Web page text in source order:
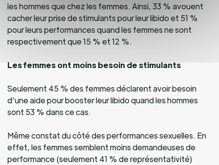
les hommes que chez les femmes. Ainsi, 33 % avouent
cacher leur prise de stimulants pour leur libido et 51 %
pour leurs performances quand les femmes ne sont
respectivement que 15 % et 12 %.
Les femmes ont moins besoin de stimulants
Seulement 45 % des femmes déclarent avoir besoin
d’une aide pour booster leur libido quand les hommes
sont 53 % dans ce cas.
Même constat du côté des performances sexuelles. En
effet, les femmes semblent moins demandeuses de
performance (seulement 41 % de représentativité)